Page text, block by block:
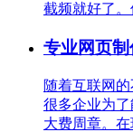
截频就好了
专业网页
随着互联网
很多企业为
大费周章。